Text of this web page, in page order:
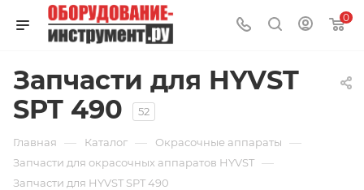
0
Запчасти для HYVST
SPT 490
52
Главная — Каталог — Окрасочные аппараты —
Запчасти для окрасочных аппаратов HYVST —
Запчасти для HYVST SPT 490